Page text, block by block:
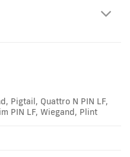
Pigtail, Quattro N PIN LF,
PIN LF, Wiegand, Plint